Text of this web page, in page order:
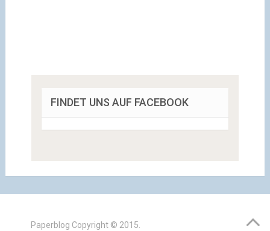
FINDET UNS AUF FACEBOOK
Paperblog Copyright © 2015.